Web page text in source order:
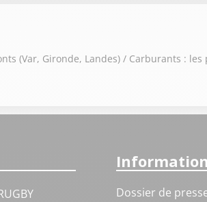
(Var, Gironde, Landes) / Carburants :
Dossier de